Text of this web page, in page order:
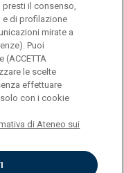
presti il consenso,
e di profilazione
mirate a
Puoi
le scelte
effettuare
con i cookie
di Ateneo sui